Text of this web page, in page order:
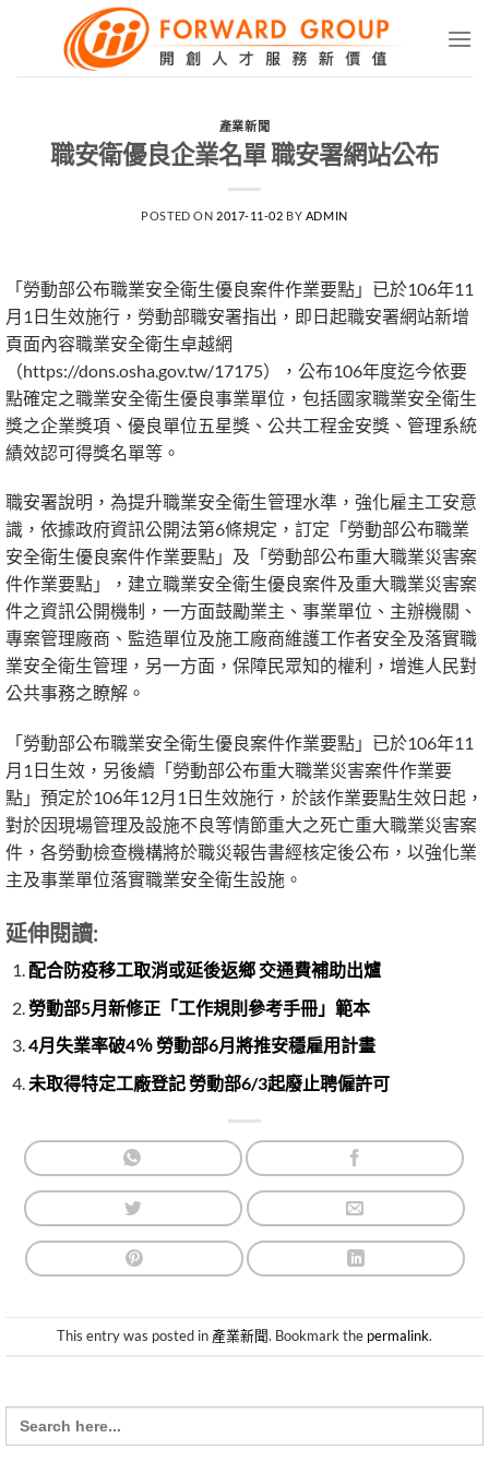
產業新聞
職安衛優良企業名單 職安署網站公布
POSTED ON 2017-11-02 BY ADMIN
「勞動部公布職業安全衛生優良案件作業要點」已於106年11
月1日生效施行，勞動部職安署指出，即日起職安署網站新增
頁面內容職業安全衛生卓越網
（https://dons.osha.gov.tw/17175），公布106年度迄今依要
點確定之職業安全衛生優良事業單位，包括國家職業安全衛生
獎之企業獎項、優良單位五星獎、公共工程金安獎、管理系統
績效認可得獎名單等。
職安署說明，為提升職業安全衛生管理水準，強化雇主工安意
識，依據政府資訊公開法第6條規定，訂定「勞動部公布職業
安全衛生優良案件作業要點」及「勞動部公布重大職業災害案
件作業要點」，建立職業安全衛生優良案件及重大職業災害案
件之資訊公開機制，一方面鼓勵業主、事業單位、主辦機關、
專案管理廠商、監造單位及施工廠商維護工作者安全及落實職
業安全衛生管理，另一方面，保障民眾知的權利，增進人民對
公共事務之瞭解。
「勞動部公布職業安全衛生優良案件作業要點」已於106年11
月1日生效，另後續「勞動部公布重大職業災害案件作業要
點」預定於106年12月1日生效施行，於該作業要點生效日起，
對於因現場管理及設施不良等情節重大之死亡重大職業災害案
件，各勞動檢查機構將於職災報告書經核定後公布，以強化業
主及事業單位落實職業安全衛生設施。
延伸閱讀:
配合防疫移工取消或延後返鄉 交通費補助出爐
勞動部5月新修正「工作規則參考手冊」範本
4月失業率破4％ 勞動部6月將推安穩雇用計畫
未取得特定工廠登記 勞動部6/3起廢止聘僱許可
This entry was posted in 產業新聞. Bookmark the permalink.
Search
for: